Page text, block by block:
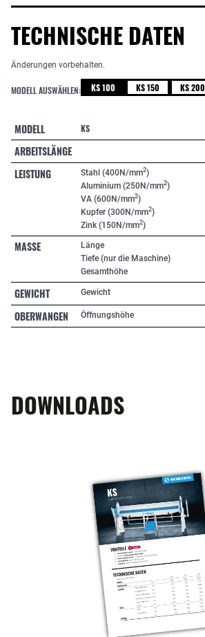
TECHNISCHE DATEN
Änderungen vorbehalten.
MODELL AUSWÄHLEN: KS 100 KS 150 KS 200
MODELL KS
ARBEITSLÄNGE
LEISTUNG Stahl (400N/mm2)
Aluminium (250N/mm2)
VA (600N/mm2)
Kupfer (300N/mm2)
Zink (150N/mm2)
MASSE
Länge
Tiefe (nur die Maschine)
Gesamthöhe
GEWICHT Gewicht
OBERWANGEN Öffnungshöhe
DOWNLOADS